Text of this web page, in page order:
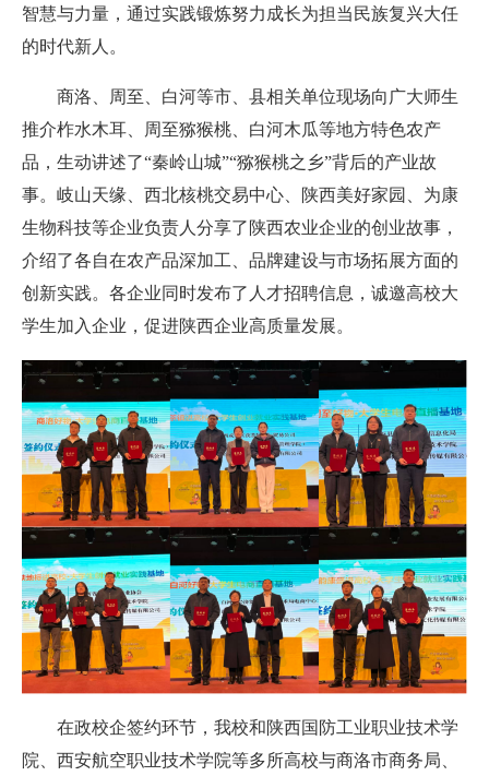
智慧与力量，通过实践锻炼努力成长为担当民族复兴大任
的时代新人。
商洛、周至、白河等市、县相关单位现场向广大师生
推介柞水木耳、周至猕猴桃、白河木瓜等地方特色农产
品，生动讲述了“秦岭山城”“猕猴桃之乡”背后的产业故
事。岐山天缘、西北核桃交易中心、陕西美好家园、为康
生物科技等企业负责人分享了陕西农业企业的创业故事，
介绍了各自在农产品深加工、品牌建设与市场拓展方面的
创新实践。各企业同时发布了人才招聘信息，诚邀高校大
学生加入企业，促进陕西企业高质量发展。
在政校企签约环节， 我校和陕西国防工业职业技术学
院、西安航空职业技术学院等多所高校与商洛市商务局、